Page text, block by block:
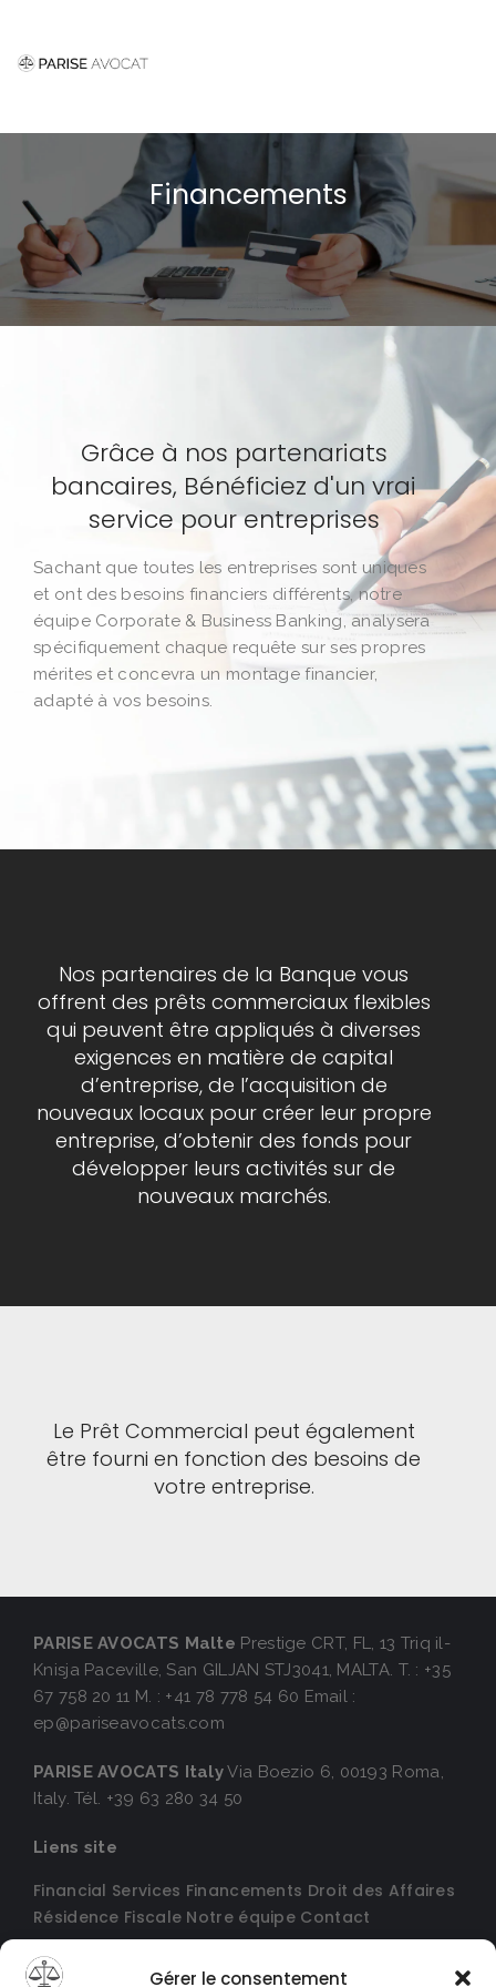
Gérer le consentement
Financements
Grâce à nos partenariats
bancaires, Bénéficiez d'un vrai
service pour entreprises
Sachant que toutes les entreprises sont uniques
et ont des besoins financiers différents, notre
équipe Corporate & Business Banking, analysera
spécifiquement chaque requête sur ses propres
mérites et concevra un montage financier,
adapté à vos besoins.
Nos partenaires de la Banque vous
offrent des prêts commerciaux flexibles
qui peuvent être appliqués à diverses
exigences en matière de capital
d’entreprise, de l’acquisition de
nouveaux locaux pour créer leur propre
entreprise, d’obtenir des fonds pour
développer leurs activités sur de
nouveaux marchés.
Le Prêt Commercial peut également
être fourni en fonction des besoins de
votre entreprise.
PARISE AVOCATS Malte Prestige CRT, FL, 13 Triq il-
Knisja Paceville, San GILJAN STJ3041, MALTA. T. : +35
67 758 20 11 M. : +41 78 778 54 60 Email :
ep@pariseavocats.com
PARISE AVOCATS ItalyVia Boezio 6, 00193 Roma,
Italy. Tél. +39 63 280 34 50
Liens site
Financial Services Financements Droit des Affaires
Résidence Fiscale Notre équipe Contact